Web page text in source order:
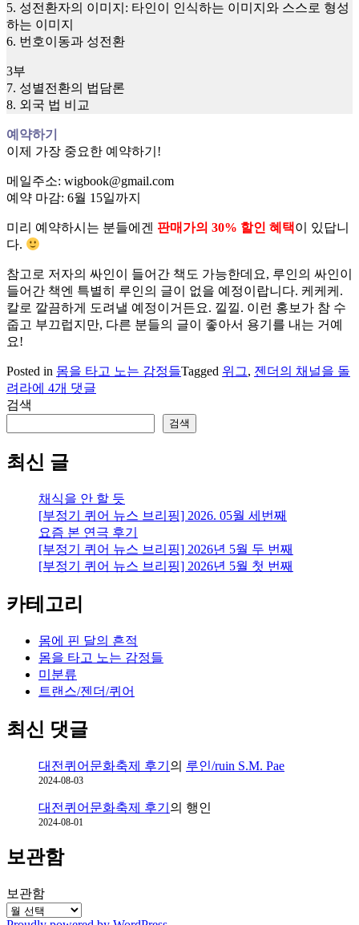
5. 성전환자의 이미지: 타인이 인식하는 이미지와 스스로 형성
하는 이미지
6. 번호이동과 성전환
3부
7. 성별전환의 법담론
8. 외국 법 비교
예약하기
이제 가장 중요한 예약하기!
메일주소: wigbook@gmail.com
예약 마감: 6월 15일까지
미리 예약하시는 분들에겐 판매가의 30% 할인 혜택이 있답니
다.
참고로 저자의 싸인이 들어간 책도 가능한데요, 루인의 싸인이
들어간 책엔 특별히 루인의 글이 없을 예정이랍니다. 케케케.
칼로 깔끔하게 도려낼 예정이거든요. 낄낄. 이런 홍보가 참 수
줍고 부끄럽지만, 다른 분들의 글이 좋아서 용기를 내는 거예
요!
Posted in 몸을 타고 노는 감정들Tagged 위그, 젠더의 채널을 돌
려라[젠
채
널
을
려
라!]
위
그
책
보
예
약
받
음
에 4개 댓글
검색
검색
최신 글
채식을 안 할 듯
[부정기 퀴어 뉴스 브리핑] 2026. 05월 세번째
요즘 본 연극 후기
[부정기 퀴어 뉴스 브리핑] 2026년 5월 두 번째
[부정기 퀴어 뉴스 브리핑] 2026년 5월 첫 번째
카테고리
몸에 핀 달의 흔적
몸을 타고 노는 감정들
미분류
트랜스/젠더/퀴어
최신 댓글
대전퀴어문화축제 후기 의 루인/ruin S.M. Pae
2024-08-03
대전퀴어문화축제 후기 의 행인
2024-08-01
보관함
보관함